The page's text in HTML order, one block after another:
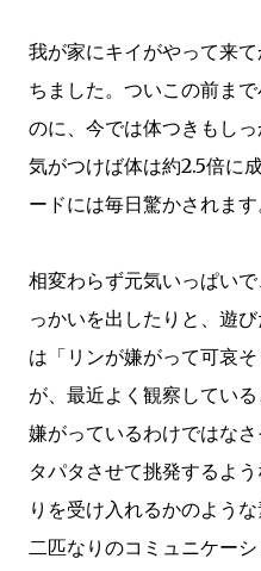
我が家にキイがやって来
ちました。ついこの前ま
のに、今では体つきもしっ
気がつけば体は約2.5倍に
ードには毎日驚かされます
相変わらず元気いっぱい
っかいを出したりと、遊
は「リンが嫌がって可哀
が、最近よく観察してい
嫌がっているわけではな
タパタさせて挑発するよ
りを受け入れるかのよう
二匹なりのコミュニケー